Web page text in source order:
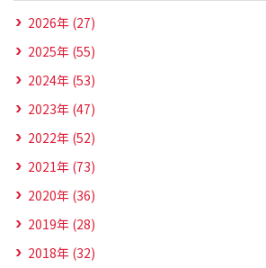
2026年 (27)
2025年 (55)
2024年 (53)
2023年 (47)
2022年 (52)
2021年 (73)
2020年 (36)
2019年 (28)
2018年 (32)